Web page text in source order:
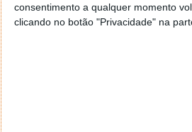
consentimento a qualquer momento
clicando no botão "Privacidade" na